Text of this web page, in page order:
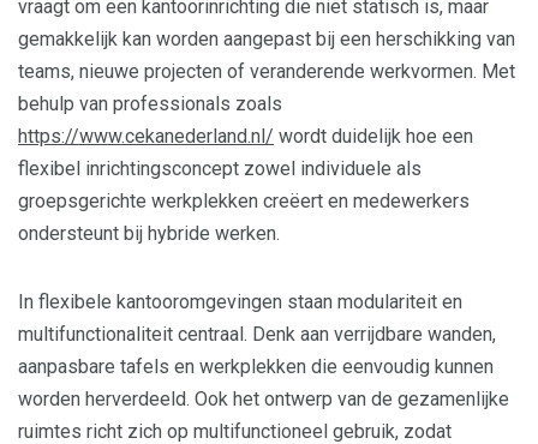
vraagt om een kantoorinrichting die niet statisch is, maar
gemakkelijk kan worden aangepast bij een herschikking van
teams, nieuwe projecten of veranderende werkvormen. Met
behulp van professionals zoals
https://www.cekanederland.nl/ wordt duidelijk hoe een
flexibel inrichtingsconcept zowel individuele als
groepsgerichte werkplekken creëert en medewerkers
ondersteunt bij hybride werken.
In flexibele kantooromgevingen staan modulariteit en
multifunctionaliteit centraal. Denk aan verrijdbare wanden,
aanpasbare tafels en werkplekken die eenvoudig kunnen
worden herverdeeld. Ook het ontwerp van de gezamenlijke
ruimtes richt zich op multifunctioneel gebruik, zodat